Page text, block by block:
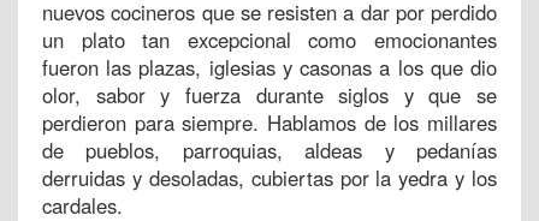
nuevos cocineros que se resisten a dar por perdido
un plato tan excepcional como emocionantes
fueron las plazas, iglesias y casonas a los que dio
olor, sabor y fuerza durante siglos y que se
perdieron para siempre. Hablamos de los millares
de pueblos, parroquias, aldeas y pedanías
derruidas y desoladas, cubiertas por la yedra y los
cardales.